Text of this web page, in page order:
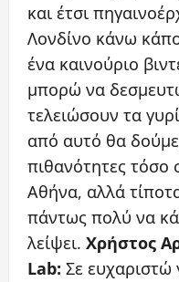
και έτσι
Λονδίνο κάνω
ένα καινούριο
μπορώ να
τελειώσουν τα
από αυτό θα
πιθανότητες τόσο
Αθήνα, αλλά
πάντως πολύ να
λείψει. Χρήστος
Lab: Σε ευχαριστώ